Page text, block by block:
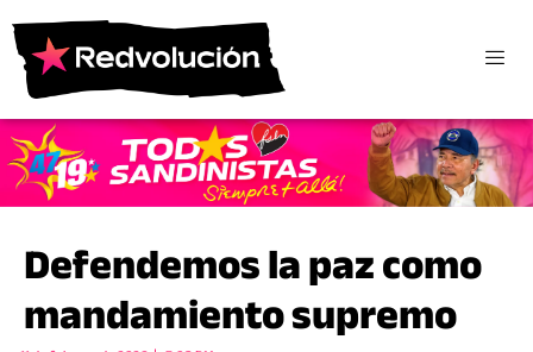
Defendemos la paz como
mandamiento supremo